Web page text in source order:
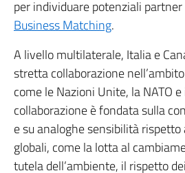
per individuare potenziali partner
Business Matching.
A livello multilaterale, Italia e
stretta collaborazione
come le Nazioni Unite, la NATO e
collaborazione è fondata sulla
e su analoghe sensibilità
globali, come la lotta al
tutela dell’ambiente, il rispetto